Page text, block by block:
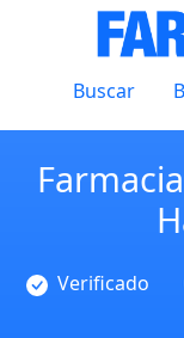
Buscar
Verificado